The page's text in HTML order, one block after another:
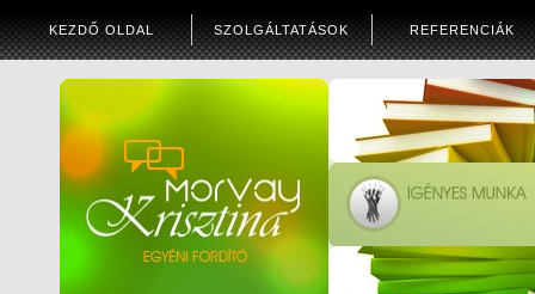
KEZDŐ OLDAL SZOLGÁLTATÁSOK REFERENCIÁK